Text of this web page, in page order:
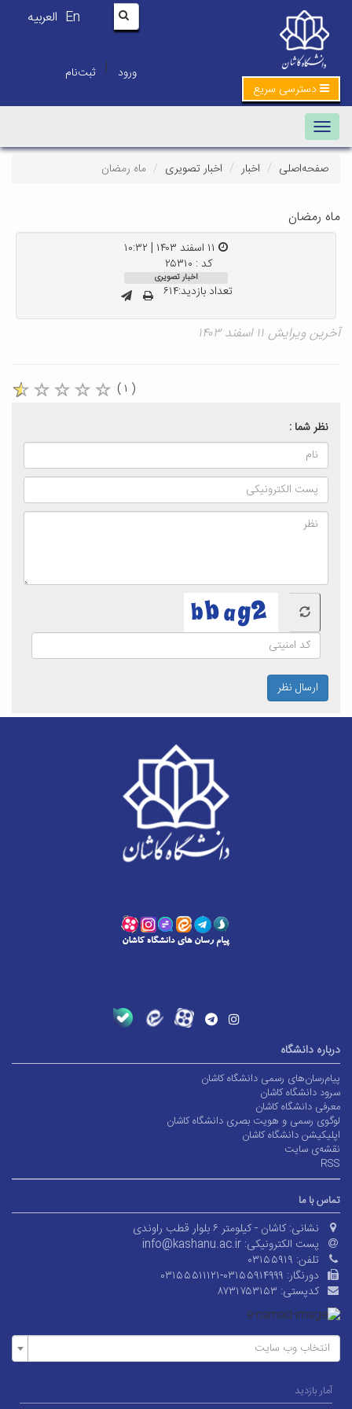
En العربیه
ورود | ثبت‌نام
دسترسی سریع
Toggle navigation
صفحه‌اصلی اخبار اخبار تصویری ماه رمضان
ماه رمضان
کد : ۲۵۳۱۰
اخبار تصویری
تعداد بازدید:۶۱۴
آخرین ویرایش ۱۱ اسفند ۱۴۰۳
( ۱ )
نظر شما :
ارسال نظر
درباره دانشگاه
پیام‌رسان‌های رسمی دانشگاه کاشان
سرود دانشگاه کاشان
معرفی دانشگاه کاشان
لوگوی رسمی و هویت بصری دانشگاه کاشان
اپلیکیشن دانشگاه کاشان
نقشه‌ی سایت
RSS
تماس با ما
نشانی: کاشان - کیلومتر ۶ بلوار قطب راوندی
پست الکترونیکی: info@kashanu.ac.ir
تلفن: ۰۳۱۵۵۹۱۹
دورنگار: ۰۳۱۵۵۵۱۱۱۲۱-۰۳۱۵۵۹۱۴۹۹۹
کدپستی: ۸۷۳۱۷۵۳۱۵۳
انتخاب وب سایت
آمار بازدید